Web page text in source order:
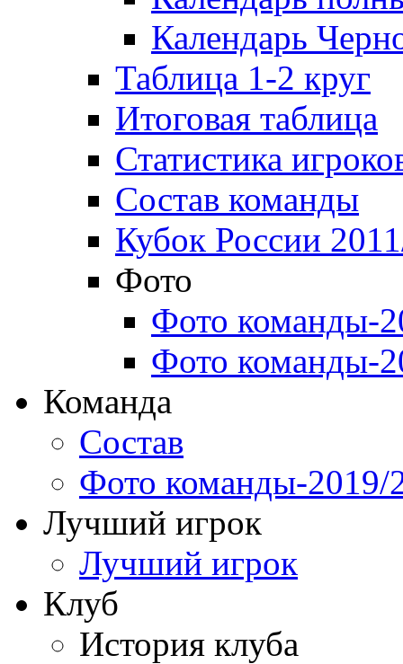
Календарь
Таблица 1-2 круг
Итоговая таблица
Статистика
Состав команды
Кубок России
Фото
Фото команды-
Фото команды-
Команда
Состав
Фото команды-2019/
Лучший игрок
Лучший игрок
Клуб
История клуба